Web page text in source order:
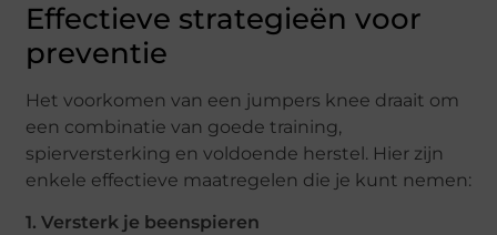
Effectieve strategieën voor
preventie
Het voorkomen van een jumpers knee draait om
een combinatie van goede training,
spierversterking en voldoende herstel. Hier zijn
enkele effectieve maatregelen die je kunt nemen:
1. Versterk je beenspieren